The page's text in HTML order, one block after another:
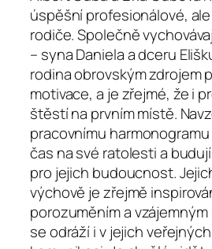
úspěšní profesionálové,
rodiče. Společně
– syna Daniela a dceru
rodina obrovským zdrojem
motivace, a je zřejmé, že i
štěstí na prvním místě.
pracovnímu
čas na své ratolesti a
pro jejich budoucnost.
výchově je zřejmě
porozuměním a
se odráží i v jejich